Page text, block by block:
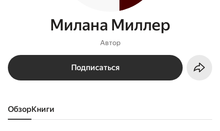
Милана Миллер
Автор
Подписаться
Обзор книги